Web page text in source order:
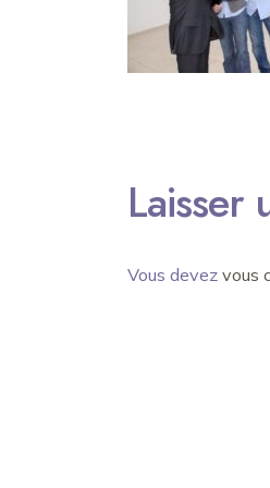
Laisser
Vous devez vous